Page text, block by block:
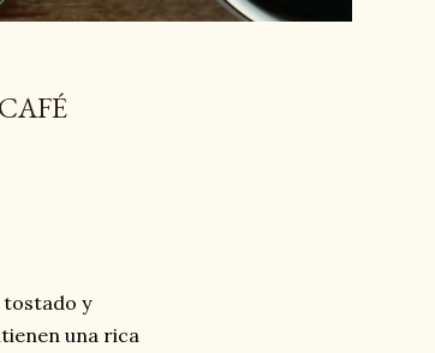
tostado y
una rica